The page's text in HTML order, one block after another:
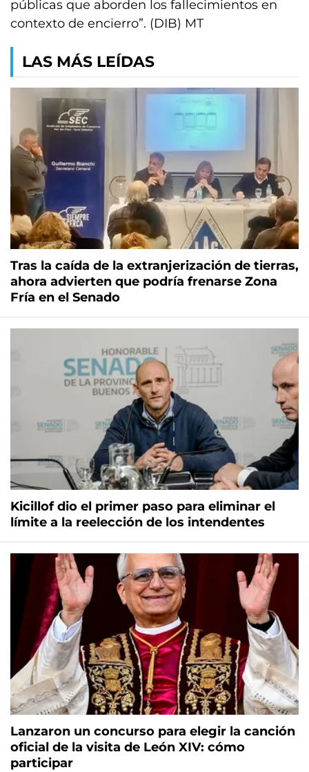
públicas que aborden los fallecimientos en
contexto de encierro”. (DIB) MT
LAS MÁS LEÍDAS
Tras la caída de la extranjerización de tierras,
ahora advierten que podría frenarse Zona
Fría en el Senado
Kicillof dio el primer paso para eliminar el
límite a la reelección de los intendentes
Lanzaron un concurso para elegir la canción
oficial de la visita de León XIV: cómo
participar